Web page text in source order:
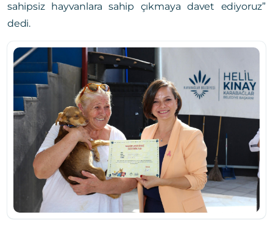
sahipsiz hayvanlara sahip çıkmaya davet ediyoruz”
dedi.